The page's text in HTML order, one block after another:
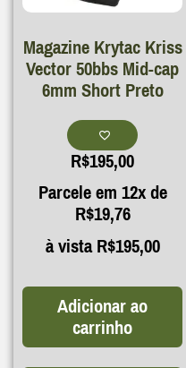
Magazine Krytac Kriss
Vector 50bbs Mid-cap
6mm Short Preto
R$195,00
Parcele em 12x de
R$19,76
à vistaR$195,00
Adicionar ao
carrinho